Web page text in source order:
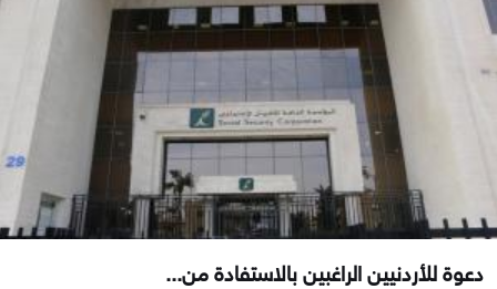
دعوة للأردنيين الراغبين بالاستفادة من...